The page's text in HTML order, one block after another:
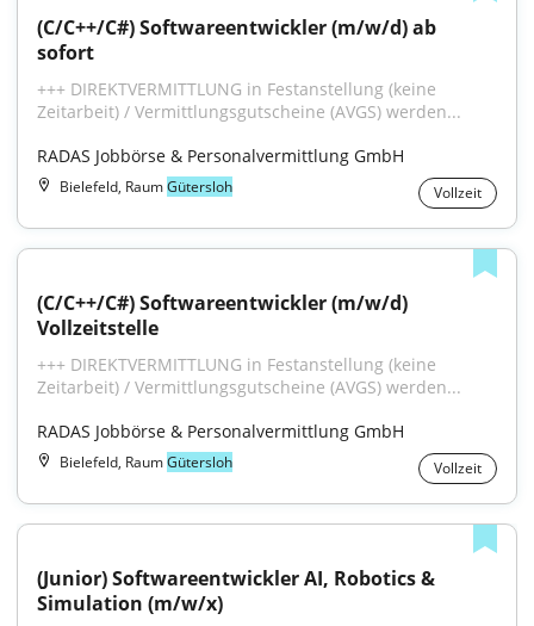
(C/C++/C#) Softwareentwickler (m/w/d) ab
sofort
+++ DIREKTVERMITTLUNG in Festanstellung (keine
Zeitarbeit) / Vermittlungsgutscheine (AVGS) werden...
RADAS Jobbörse & Personalvermittlung GmbH
Bielefeld, RaumGütersloh Vollzeit
(C/C++/C#) Softwareentwickler (m/w/d)
Vollzeitstelle
+++ DIREKTVERMITTLUNG in Festanstellung (keine
Zeitarbeit) / Vermittlungsgutscheine (AVGS) werden...
RADAS Jobbörse & Personalvermittlung GmbH
Bielefeld, RaumGütersloh Vollzeit
(Junior) Softwareentwickler AI, Robotics &
Simulation (m/w/x)